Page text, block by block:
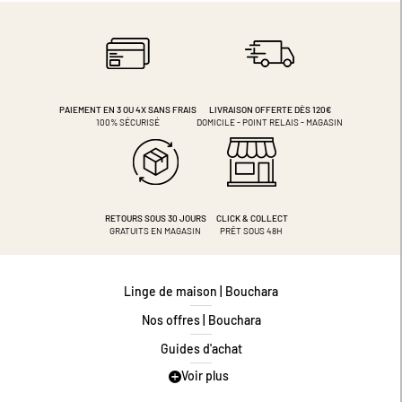
PAIEMENT EN 3 OU 4XSANS FRAIS
100% SÉCURISÉ
LIVRAISON OFFERTE DÈS 120€
DOMICILE - POINT RELAIS - MAGASIN
RETOURS SOUS 30 JOURS
GRATUITS EN MAGASIN
CLICK & COLLECT
PRÊT SOUS 48H
Linge de maison | Bouchara
Nos offres | Bouchara
Guides d'achat
Guide des tailles
Voir plus